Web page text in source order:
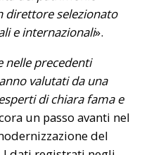
direttore selezionato
e internazionali».
nelle precedenti
valutati da una
di chiara fama e
un passo avanti nel
del